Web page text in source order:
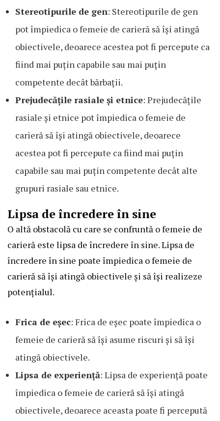
Stereotipurile de gen: Stereotipurile de gen
pot împiedica o femeie de carieră să își atingă
obiectivele, deoarece acestea pot fi percepute ca
fiind mai puțin capabile sau mai puțin
competente decât bărbații.
Prejudecățile rasiale și etnice: Prejudecățile
rasiale și etnice pot împiedica o femeie de
carieră să își atingă obiectivele, deoarece
acestea pot fi percepute ca fiind mai puțin
capabile sau mai puțin competente decât alte
grupuri rasiale sau etnice.
Lipsa de încredere în sine
O altă obstacolă cu care se confruntă o femeie de
carieră este lipsa de încredere în sine. Lipsa de
încredere în sine poate împiedica o femeie de
carieră să își atingă obiectivele și să își realizeze
potențialul.
Frica de eșec: Frica de eșec poate împiedica o
femeie de carieră să își asume riscuri și să își
atingă obiectivele.
Lipsa de experiență: Lipsa de experiență poate
împiedica o femeie de carieră să își atingă
obiectivele, deoarece aceasta poate fi percepută